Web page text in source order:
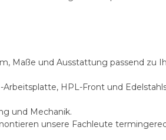
Maße und Ausstattung passend zu
Arbeitsplatte, HPL-Front und
und Mechanik.
unsere Fachleute